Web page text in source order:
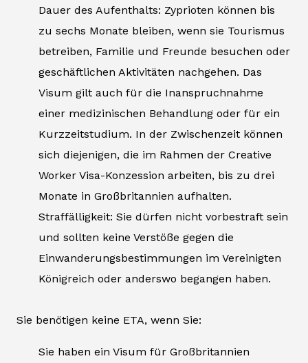
Dauer des Aufenthalts: Zyprioten können bis
zu sechs Monate bleiben, wenn sie Tourismus
betreiben, Familie und Freunde besuchen oder
geschäftlichen Aktivitäten nachgehen. Das
Visum gilt auch für die Inanspruchnahme
einer medizinischen Behandlung oder für ein
Kurzzeitstudium. In der Zwischenzeit können
sich diejenigen, die im Rahmen der Creative
Worker Visa-Konzession arbeiten, bis zu drei
Monate in Großbritannien aufhalten.
Straffälligkeit: Sie dürfen nicht vorbestraft sein
und sollten keine Verstöße gegen die
Einwanderungsbestimmungen im Vereinigten
Königreich oder anderswo begangen haben.
Sie benötigen keine ETA, wenn Sie:
Sie haben ein Visum für Großbritannien